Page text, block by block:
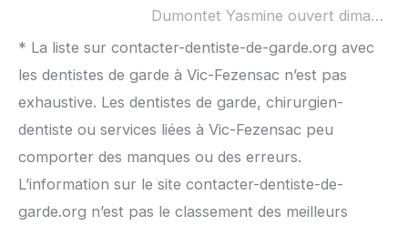
Dumontet Yasmine ouvert dimanche :
* La liste sur contacter-dentiste-de-garde.org avec
les dentistes de garde à Vic-Fezensac n’est pas
exhaustive. Les dentistes de garde, chirurgien-
dentiste ou services liées à Vic-Fezensac peu
comporter des manques ou des erreurs.
L’information sur le site contacter-dentiste-de-
garde.org n’est pas le classement des meilleurs